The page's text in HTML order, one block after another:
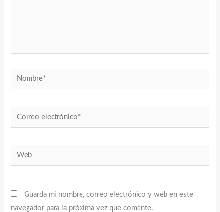
Nombre*
Correo
electrónico*
Web
Guarda mi nombre, correo electrónico y web en este
navegador para la próxima vez que comente.